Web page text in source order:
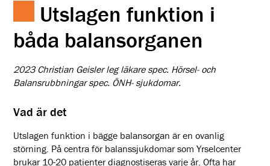
Utslagen funktion i
båda balansorganen
2023 Christian Geisler leg läkare spec. Hörsel- och
Balansrubbningar spec. ÖNH- sjukdomar.
Vad är det
Utslagen funktion i bägge balansorgan är en ovanlig
störning. På centra för balanssjukdomar som Yrselcenter
brukar 10-20 patienter diagnostiseras varje år. Ofta har